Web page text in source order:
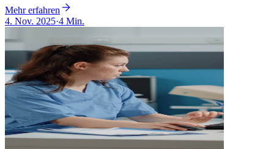
Mehr erfahren
4. Nov. 2025·4 Min.